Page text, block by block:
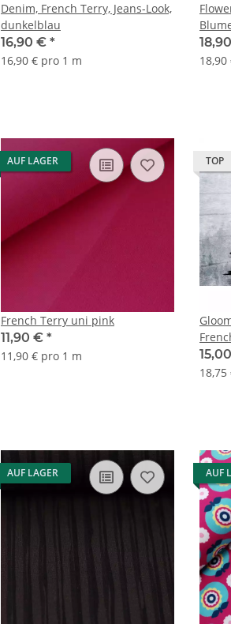
Denim, French Terry, Jeans-Look,
dunkelblau
16,90 € *
16,90 € pro 1 m
AUF LAGER
French Terry uni pink
11,90 € *
11,90 € pro 1 m
TOP
AUF LAGER AUF